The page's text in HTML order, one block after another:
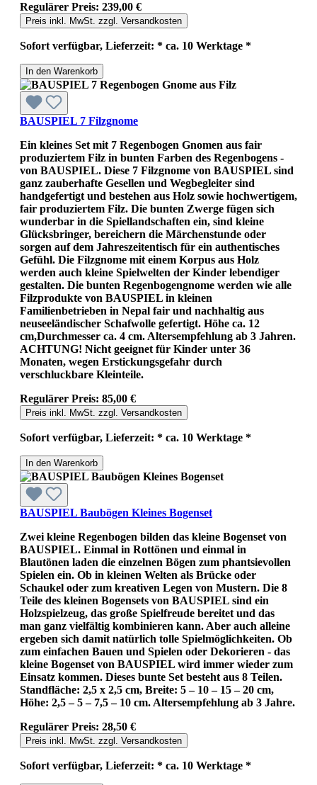
Regulärer Preis: 239,00 €
Preis inkl. MwSt. zzgl. Versandkosten
Sofort verfügbar, Lieferzeit: * ca. 10 Werktage *
In den Warenkorb
BAUSPIEL 7 Filzgnome
Ein kleines Set mit 7 Regenbogen Gnomen aus fair
produziertem Filz in bunten Farben des Regenbogens -
von BAUSPIEL. Diese 7 Filzgnome von BAUSPIEL sind
ganz zauberhafte Gesellen und Wegbegleiter sind
handgefertigt und bestehen aus Holz sowie hochwertigem,
fair produziertem Filz. Die bunten Zwerge fügen sich
wunderbar in die Spiellandschaften ein, sind kleine
Glücksbringer, bereichern die Märchenstunde oder
sorgen auf dem Jahreszeitentisch für ein authentisches
Gefühl. Die Filzgnome mit einem Korpus aus Holz
werden auch kleine Spielwelten der Kinder lebendiger
gestalten. Die bunten Regenbogengnome werden wie alle
Filzprodukte von BAUSPIEL in kleinen
Familienbetrieben in Nepal fair und nachhaltig aus
neuseeländischer Schafwolle gefertigt. Höhe ca. 12
cm,Durchmesser ca. 4 cm. Altersempfehlung ab 3 Jahren.
ACHTUNG! Nicht geeignet für Kinder unter 36
Monaten, wegen Erstickungsgefahr durch
verschluckbare Kleinteile.
Regulärer Preis: 85,00 €
Preis inkl. MwSt. zzgl. Versandkosten
Sofort verfügbar, Lieferzeit: * ca. 10 Werktage *
In den Warenkorb
BAUSPIEL Baubögen Kleines Bogenset
Zwei kleine Regenbogen bilden das kleine Bogenset von
BAUSPIEL. Einmal in Rottönen und einmal in
Blautönen laden die einzelnen Bögen zum phantsievollen
Spielen ein. Ob in kleinen Welten als Brücke oder
Schaukel oder zum kreativen Legen von Mustern. Die 8
Teile des kleinen Bogensets von BAUSPIEL sind ein
Holzspielzeug, das große Spielfreude bereitet und das
man ganz vielfältig kombinieren kann. Aber auch alleine
ergeben sich damit natürlich tolle Spielmöglichkeiten. Ob
zum einfachen Bauen und Spielen oder Dekorieren - das
kleine Bogenset von BAUSPIEL wird immer wieder zum
Einsatz kommen. Dieses bunte Set besteht aus 8 Teilen.
Standfläche: 2,5 x 2,5 cm, Breite: 5 – 10 – 15 – 20 cm,
Höhe: 2,5 – 5 – 7,5 – 10 cm. Altersempfehlung ab 3 Jahre.
Regulärer Preis: 28,50 €
Preis inkl. MwSt. zzgl. Versandkosten
Sofort verfügbar, Lieferzeit: * ca. 10 Werktage *